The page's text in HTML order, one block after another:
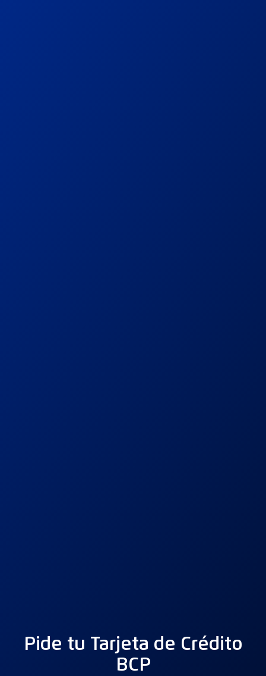
Pide tu Tarjeta de Crédito
BCP